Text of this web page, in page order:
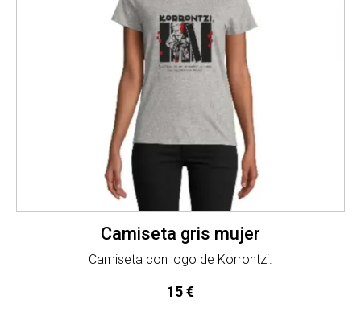
Camiseta gris mujer
Camiseta con logo de Korrontzi.
15€